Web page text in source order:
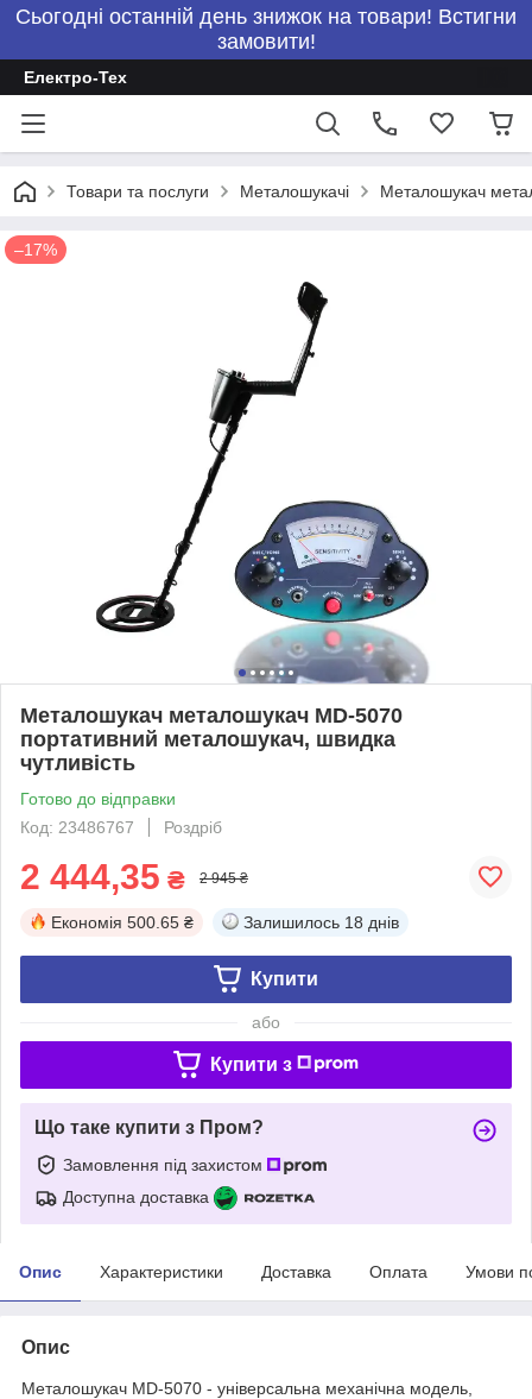
Сьогодні останній день знижок на товари! Встигни
замовити!
Електро-Тех
Товари та послуги Металошукачі Металошукач
–17%
Металошукач металошукач MD-5070
портативний металошукач, швидка
чутливість
Готово до відправки
Код: 23486767
Роздріб
2 444,35 ₴ 2 945 ₴
Економія 500.65 ₴ Залишилось 18 днів
Купити
або
Купити з
Що таке купити з Пром?
Замовлення під захистом
Доступна доставка
Опис Характеристики Доставка Оплата Умови
Опис
Металошукач MD-5070 - універсальна механічна модель,